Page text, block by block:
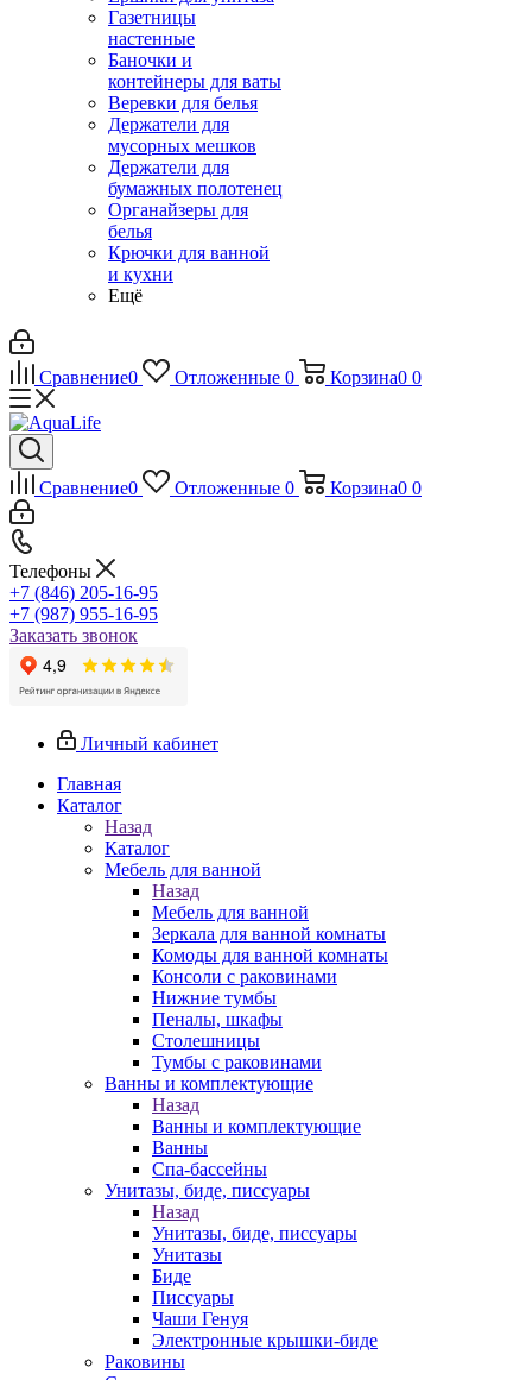
Газетницы
настенные
Баночки и
контейнеры для ваты
Веревки для белья
Держатели для
мусорных мешков
Держатели для
бумажных полотенец
Органайзеры для
белья
Крючки для ванной
и кухни
Ещё
Сравнение0 Отложенные 0 Корзина0 0
Сравнение0 Отложенные 0 Корзина0 0
Телефоны
+7 (846) 205-16-95
+7 (987) 955-16-95
Заказать звонок
Личный кабинет
Главная
Каталог
Назад
Каталог
Мебель для ванной
Назад
Мебель для ванной
Зеркала для ванной комнаты
Комоды для ванной комнаты
Консоли с раковинами
Нижние тумбы
Пеналы, шкафы
Столешницы
Тумбы с раковинами
Ванны и комплектующие
Назад
Ванны и комплектующие
Ванны
Спа-бассейны
Унитазы, биде, писсуары
Назад
Унитазы, биде, писсуары
Унитазы
Биде
Писсуары
Чаши Генуя
Электронные крышки-биде
Раковины